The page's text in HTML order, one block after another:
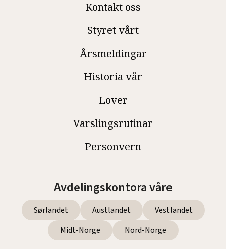
Kontakt oss
Styret vårt
Årsmeldingar
Historia vår
Lover
Varslingsrutinar
Personvern
Avdelingskontora våre
Sørlandet Austlandet
Vestlandet
Midt-Norge
Nord-Norge